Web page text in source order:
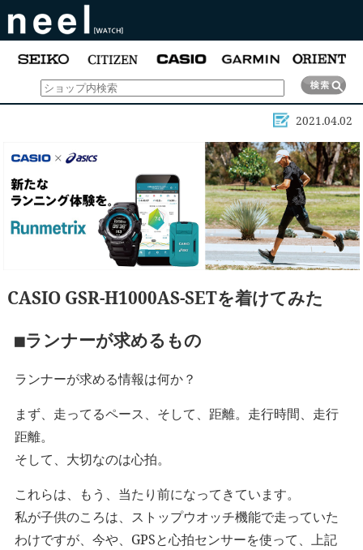
2021.04.02
CASIO GSR-H1000AS-SETを着けてみた
■ランナーが求めるもの
ランナーが求める情報は何か？
まず、走ってるペース、そして、距離。走行時間、走行
距離。
そして、大切なのは心拍。
これらは、もう、当たり前になってきています。
私が子供のころは、ストップウオッチ機能で走っていた
わけですが、今や、GPSと心拍センサーを使って、上記